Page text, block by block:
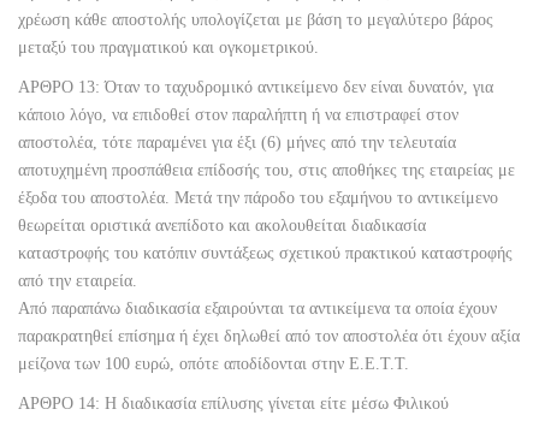
χρέωση κάθε αποστολής υπολογίζεται με βάση το μεγαλύτερο βάρος
μεταξύ του πραγματικού και ογκομετρικού.
ΑΡΘΡΟ 13: Όταν το ταχυδρομικό αντικείμενο δεν είναι δυνατόν, για
κάποιο λόγο, να επιδοθεί στον παραλήπτη ή να επιστραφεί στον
αποστολέα, τότε παραμένει για έξι (6) μήνες από την τελευταία
αποτυχημένη προσπάθεια επίδοσής του, στις αποθήκες της εταιρείας με
έξοδα του αποστολέα. Μετά την πάροδο του εξαμήνου το αντικείμενο
θεωρείται οριστικά ανεπίδοτο και ακολουθείται διαδικασία
καταστροφής του κατόπιν συντάξεως σχετικού πρακτικού καταστροφής
από την εταιρεία.
Από παραπάνω διαδικασία εξαιρούνται τα αντικείμενα τα οποία έχουν
παρακρατηθεί επίσημα ή έχει δηλωθεί από τον αποστολέα ότι έχουν αξία
μείζονα των 100 ευρώ, οπότε αποδίδονται στην Ε.Ε.Τ.Τ.
ΑΡΘΡΟ 14: Η διαδικασία επίλυσης γίνεται είτε μέσω Φιλικού